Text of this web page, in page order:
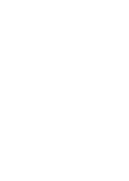
mengetahui
mereka dan apa
lah Allah tiada
tertentu
hanyalah Dia
kepadaNyalah
Katakanlah:
menjadikan